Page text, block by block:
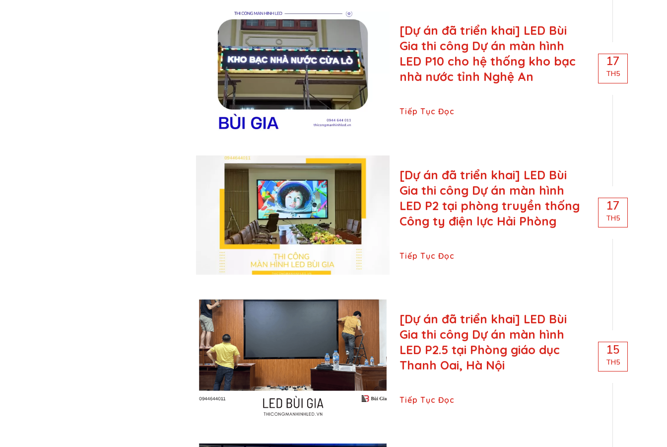
[Dự án đã triển khai] LED Bùi
Gia thi công Dự án màn hình
LED P10 cho hệ thống kho bạc
nhà nước tỉnh Nghệ An
Tiếp Tục Đọc
17
TH5
[Dự án đã triển khai] LED Bùi
Gia thi công Dự án màn hình
LED P2 tại phòng truyền thống
Công ty điện lực Hải Phòng
Tiếp Tục Đọc
17
TH5
[Dự án đã triển khai] LED Bùi
Gia thi công Dự án màn hình
LED P2.5 tại Phòng giáo dục
Thanh Oai, Hà Nội
Tiếp Tục Đọc
15
TH5